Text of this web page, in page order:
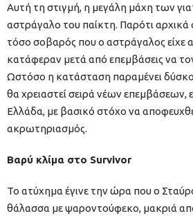
Αυτή τη στιγμή, η μεγάλη μάχη των
αστράγαλο του παίκτη. Παρότι
τόσο σοβαρός που ο αστράγαλος είχε
κατάφεραν μετά από επεμβάσεις να
Ωστόσο η κατάσταση παραμένει
θα χρειαστεί σειρά νέων επεμβάσεων,
Ελλάδα, με βασικό στόχο να
ακρωτηριασμός.
Βαρύ κλίμα στο Survivor
Το ατύχημα έγινε την ώρα που ο
θάλασσα με ψαροντούφεκο, μακριά